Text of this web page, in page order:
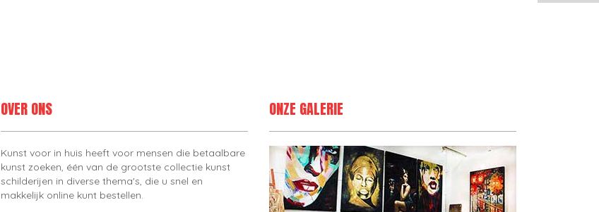
OVER ONS
Kunst voor in huis heeft voor mensen die betaalbare
kunst zoeken, één van de grootste collectie kunst
schilderijen in diverse thema's, die u snel en
makkelijk online kunt bestellen.
ONZE GALERIE